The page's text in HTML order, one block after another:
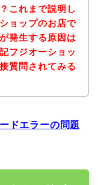
これまで説明し
ョップのお店で
発生する原因は
フジオーショッ
質問されてみる
ドエラーの問題